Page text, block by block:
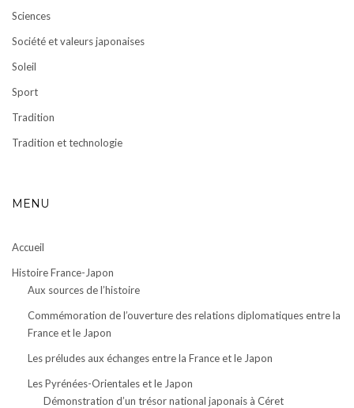
Sciences
Société et valeurs japonaises
Soleil
Sport
Tradition
Tradition et technologie
MENU
Accueil
Histoire France-Japon
Aux sources de l’histoire
Commémoration de l’ouverture des relations diplomatiques entre la
France et le Japon
Les préludes aux échanges entre la France et le Japon
Les Pyrénées-Orientales et le Japon
Démonstration d’un trésor national japonais à Céret